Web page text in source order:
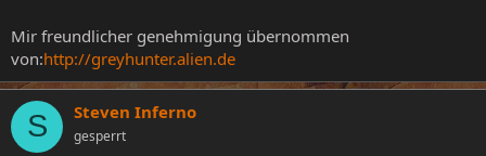
reagieren, doch schon kurz darauf konnte er seine
Beine nicht mehr bewegen, in seinem Körper breitete
sich ein kribbelndes Gefühl aus und er fiel in
Ohnmacht. Gegen 3h11 erblickte er wieder das Licht
der Welt und fand an seinem Brustkorb eine
‚Abschnitte’ eingeteilt war. An seinem Rücken war ein
Mir freundlicher genehmigung übernommen
von:http://greyhunter.alien.de
S Steven Inferno
gesperrt